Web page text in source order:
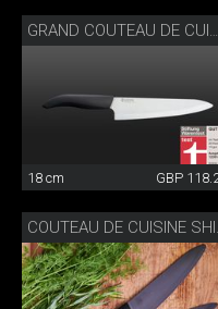
GRAND COUTEAU DE CUISINE KYOCERA
18 cm GBP